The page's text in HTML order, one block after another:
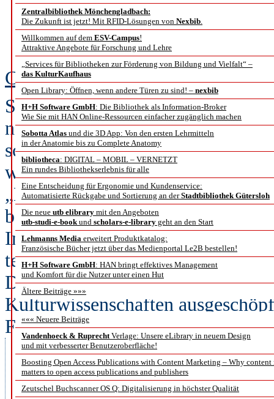
Zentralbibliothek Mönchengladbach:
Die Zukunft ist jetzt! Mit RFID-Lösungen von Nexbib.
Willkommen auf dem ESV-Campus!
Attraktive Angebote für Forschung und Lehre
„Services für Bibliotheken zur Förderung von Bildung und Vielfalt“ –
das KulturKaufhaus
Open Library: Öffnen, wenn andere Türen zu sind! – nexbib
H+H Software GmbH: Die Bibliothek als Information-Broker
Wie Sie mit HAN Online-Ressourcen einfacher zugänglich machen
Sobotta Atlas und die 3D App: Von den ersten Lehrmitteln
in der Anatomie bis zu Complete Anatomy
bibliotheca: DIGITAL – MOBIL – VERNETZT
Ein rundes Bibliothekserlebnis für alle
Eine Entscheidung für Ergonomie und Kundenservice:
Automatisierte Rückgabe und Sortierung an derStadtbibliothek Gütersloh
Die neue utb elibrary mit den Angeboten
utb-studi-e-bookund scholars-e-library geht an den Start
Lehmanns Media erweitert Produktkatalog:
Französische Bücher jetzt über das Medienportal Le2B bestellen!
H+H Software GmbH: HAN bringt effektives Management
und Komfort für die Nutzer unter einen Hut
Ältere Beiträge »»»
««« Neuere Beiträge
Vandenhoeck & RuprechtVerlage: Unsere eLibrary in neuem Design
und mit verbesserter Benutzeroberfläche!
Boosting Open Access Publications with Content Marketing – Why content
matters to open access publications and publishers
Zeutschel Buchscanner OS Q: Digitalisierung in höchster Qualität
Eine Konzeptstudie
Christian Mathieu und Marius
Seit einigen Jahren erleben die
nach wie vor ungebremsten
schrifttragende Artefakte in ihrer
wissenschaftlichen
„Materialisierung des
bezeichnete Prozess nicht nur
Impulse und Förderinitiativen,
technischen Potentiale der
Digital Humanities immer stärker
Kulturwissenschaften
FörderlinieDie Sprache der
Materielle Kultur im Kontext
das Bundesministerium für
Ausschreibung zur